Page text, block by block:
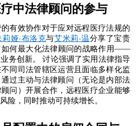
中法律顾问的参与
有效协作对于应对远程医疗法规的
莉娅·布洛克与艾米莉·温分享了宝贵
如何最大化法律顾问的战略作用——
务创新。 讨论强调了实用法律指导
同司法管辖区运营且面临多样化监
过主动与法律顾问（无论是内部法
问）开展合作，远程医疗企业能够
险，同时推动可持续增长。